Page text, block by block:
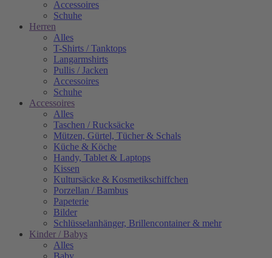
Accessoires
Schuhe
Herren
Alles
T-Shirts / Tanktops
Langarmshirts
Pullis / Jacken
Accessoires
Schuhe
Accessoires
Alles
Taschen / Rucksäcke
Mützen, Gürtel, Tücher & Schals
Küche & Köche
Handy, Tablet & Laptops
Kissen
Kultursäcke & Kosmetikschiffchen
Porzellan / Bambus
Papeterie
Bilder
Schlüsselanhänger, Brillencontainer & mehr
Kinder / Babys
Alles
Baby